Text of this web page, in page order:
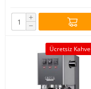
+
−
Ücretsiz Kahve